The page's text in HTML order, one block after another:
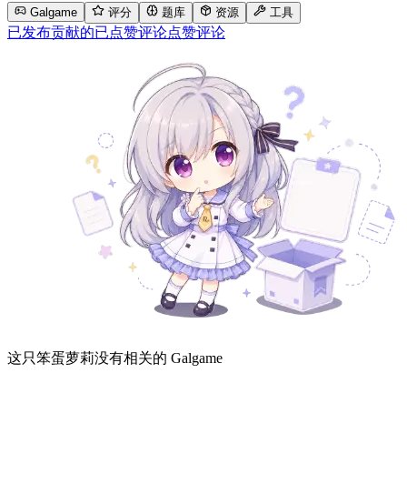
Galgame 评分 题库 资源 工具
已发布贡献的已点赞评论点赞评论
这只笨蛋萝莉没有相关的 Galgame